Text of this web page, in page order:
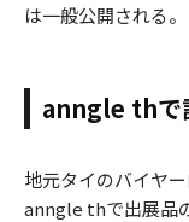
は一般公開される。
anngle thで
地元タイのバイヤ
anngle thで出展品